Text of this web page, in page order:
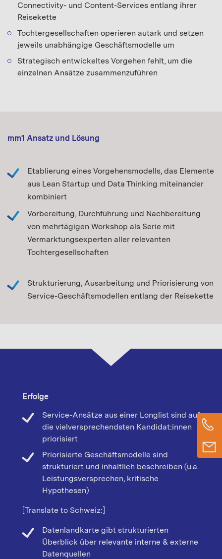
Connectivity- und Content-Services entlang ihrer
Reisekette
Tochtergesellschaften operieren autark und setzen
jeweils unabhängige Geschäftsmodelle um
Strategisch entwickeltes Vorgehen fehlt, um die
einzelnen Ansätze zusammenzuführen
mm1 Ansatz und Lösung
Etablierung eines Vorgehensmodells, das Elemente
aus Lean Startup und Data Thinking miteinander
kombiniert
Vorbereitung, Durchführung und Nachbereitung
von mehrtägigen Workshop als Serie mit
Vermarktungsexperten aller relevanten
Tochtergesellschaften
Strukturierung, Ausarbeitung und Priorisierung von
Service-Geschäftsmodellen entlang der Reisekette
Erfolge
Service-Ansätze aus einer Longlist sind auf
die vielversprechendsten Kandidat:innen
priorisiert
Priorisierte Geschäftsmodelle sind
strukturiert und inhaltlich beschreiben (u.a.
Leistungsversprechen, kritische
Hypothesen)
[Translate to Schweiz:]
Datenlandkarte gibt strukturierten
Überblick über relevante interne & externe
Datenquellen